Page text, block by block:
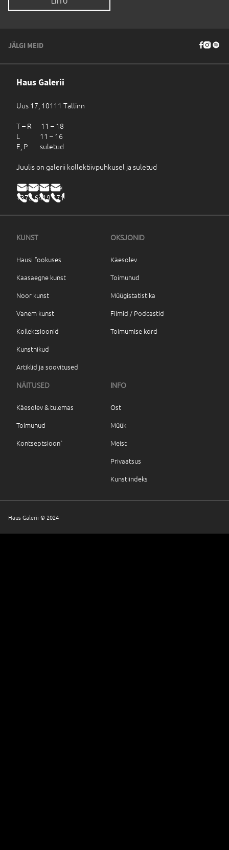
JÄLGI MEID
Haus Galerii
Uus 17, 10111 Tallinn
T – R 11 – 18
L 11 – 16
E, P suletud
Juulis on galerii kollektiivpuhkusel ja suletud
haus@haus.ee
+372 6419 471
KUNST
Hausi fookuses
Kaasaegne kunst
Noor kunst
Vanem kunst
Kollektsioonid
Kunstnikud
Artiklid ja soovitused
OKSJONID
Käesolev
Toimunud
Müügistatistika
Filmid / Podcastid
Toimumise kord
NÄITUSED
Käesolev & tulemas
Toimunud
Kontseptsioon`
INFO
Ost
Müük
Meist
Privaatsus
Kunstiindeks
Haus Galerii © 2024